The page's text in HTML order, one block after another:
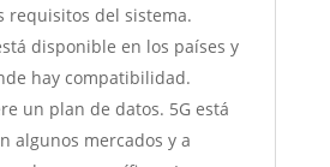
requisitos del sistema.
disponible en los países y
hay compatibilidad.
un plan de datos. 5G está
algunos mercados y a